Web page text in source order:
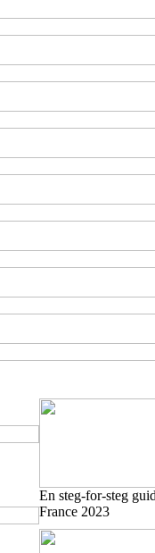
En steg-for-steg
France 2023